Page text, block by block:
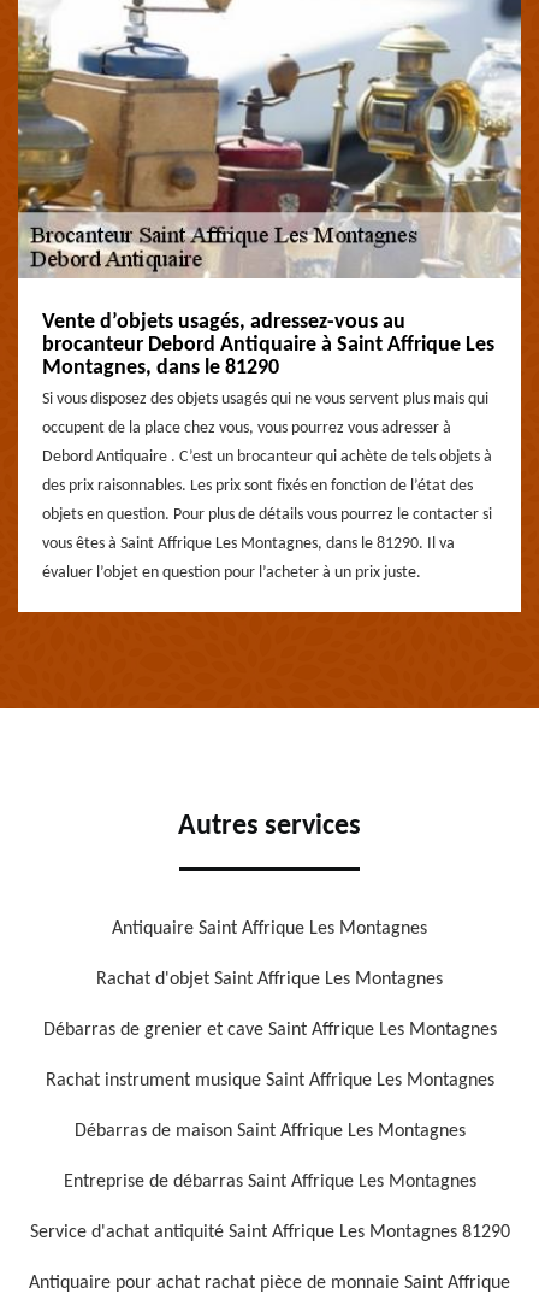
Vente d’objets usagés, adressez-vous au
brocanteur Debord Antiquaire à Saint Affrique Les
Montagnes, dans le 81290
Si vous disposez des objets usagés qui ne vous servent plus mais qui
occupent de la place chez vous, vous pourrez vous adresser à
Debord Antiquaire . C’est un brocanteur qui achète de tels objets à
des prix raisonnables. Les prix sont fixés en fonction de l’état des
objets en question. Pour plus de détails vous pourrez le contacter si
vous êtes à Saint Affrique Les Montagnes, dans le 81290. Il va
évaluer l’objet en question pour l’acheter à un prix juste.
Autres services
Antiquaire Saint Affrique Les Montagnes
Rachat d'objet Saint Affrique Les Montagnes
Débarras de grenier et cave Saint Affrique Les Montagnes
Rachat instrument musique Saint Affrique Les Montagnes
Débarras de maison Saint Affrique Les Montagnes
Entreprise de débarras Saint Affrique Les Montagnes
Service d'achat antiquité Saint Affrique Les Montagnes 81290
Antiquaire pour achat rachat pièce de monnaie Saint Affrique